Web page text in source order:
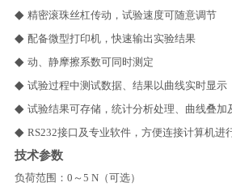
◆ 精密滚珠丝杠传动，试验速度可随意调节
◆ 配备微型打印机，快速输出实验结果
◆ 动、静摩擦系数可同时测定
◆ 试验过程中测试数据、结果以曲线实时显示
◆ 试验结果可存储，统计分析处理、曲线叠加
◆ RS232接口及专业软件，方便连接计算机进
技术参数
负荷范围： 0 ～ 5 N（可选）